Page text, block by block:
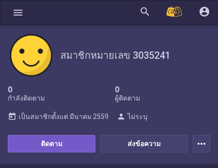
menu search account_circle
สมาชิกหมายเลข 3035241
0
กำลังติดตาม
0
ผู้ติดตาม
ส่งข้อความ
ติดตาม
today เป็นสมาชิกตั้งแต่ มีนาคม 2559 person ไม่ระบุ
more_horiz